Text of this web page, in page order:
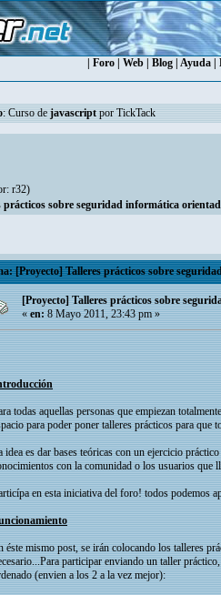
Foro Web Blog Ayuda
: Curso de javascriptpor TickTack
r32)
prácticos sobre seguridad informática
[Proyecto] Talleres prácticos sobre
[Proyecto] Talleres prácticos sobre
«en:8 Mayo 2011, 23:43 pm »
todas aquellas personas que empiezan
para poder poner talleres prácticos para que
idea es dar bases teóricas con un ejercicio
con la comunidad o los usuarios que
en esta iniciativa del foro! todos podemos
éste mismo post, se irán colocando los talleres
participar enviando un taller
(envien a los 2 a la vez mejor):